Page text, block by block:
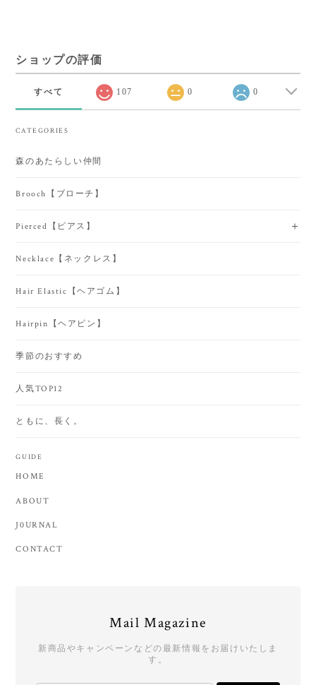
ショップの評価
すべて 107 0 0
CATEGORIES
森のあたらしい仲間
Brooch【ブローチ】
Pierced【ピアス】
Necklace【ネックレス】
Hair Elastic【ヘアゴム】
Hairpin【ヘアピン】
季節のおすすめ
人気TOP12
ともに、長く。
GUIDE
HOME
ABOUT
J0URNAL
CONTACT
Mail Magazine
新商品やキャンペーンなどの最新情報をお届けいたしま
す。